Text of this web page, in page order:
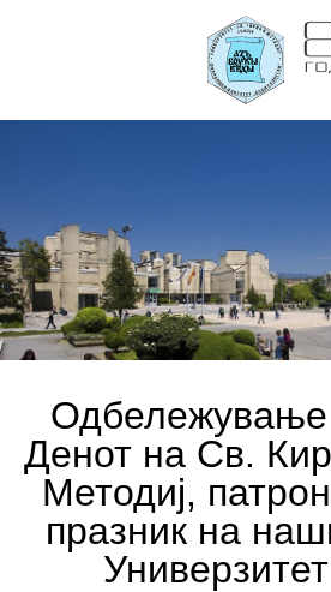
Денот на Св.
Методиј,
празник на
Универзитет